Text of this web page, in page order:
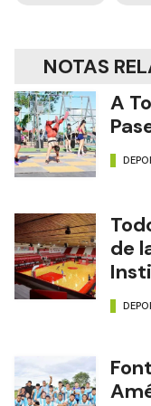
NOTAS
A
de